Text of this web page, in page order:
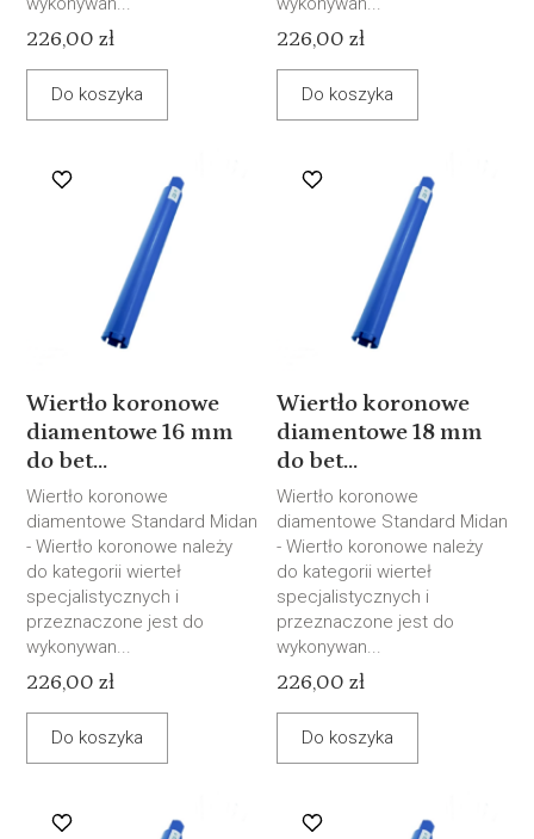
226,00 zł
Do koszyka
226,00 zł
Do koszyka
Wiertło koronowe
diamentowe 16 mm
do bet...
Wiertło koronowe
diamentowe Standard Midan
- Wiertło koronowe należy
do kategorii wierteł
specjalistycznych i
przeznaczone jest do
wykonywan...
226,00 zł
Do koszyka
Wiertło koronowe
diamentowe 18 mm
do bet...
Wiertło koronowe
diamentowe Standard Midan
- Wiertło koronowe należy
do kategorii wierteł
specjalistycznych i
przeznaczone jest do
wykonywan...
226,00 zł
Do koszyka